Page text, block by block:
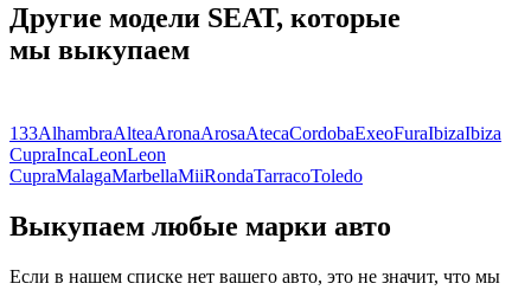
Другие модели SEAT, которые
мы выкупаем
133AlhambraAlteaAronaArosaAtecaCordobaExeoFuraIbizaIbiza
CupraIncaLeonLeon
CupraMalagaMarbellaMiiRondaTarracoToledo
Выкупаем любые марки авто
Если в нашем списке нет вашего авто, это не значит, что мы